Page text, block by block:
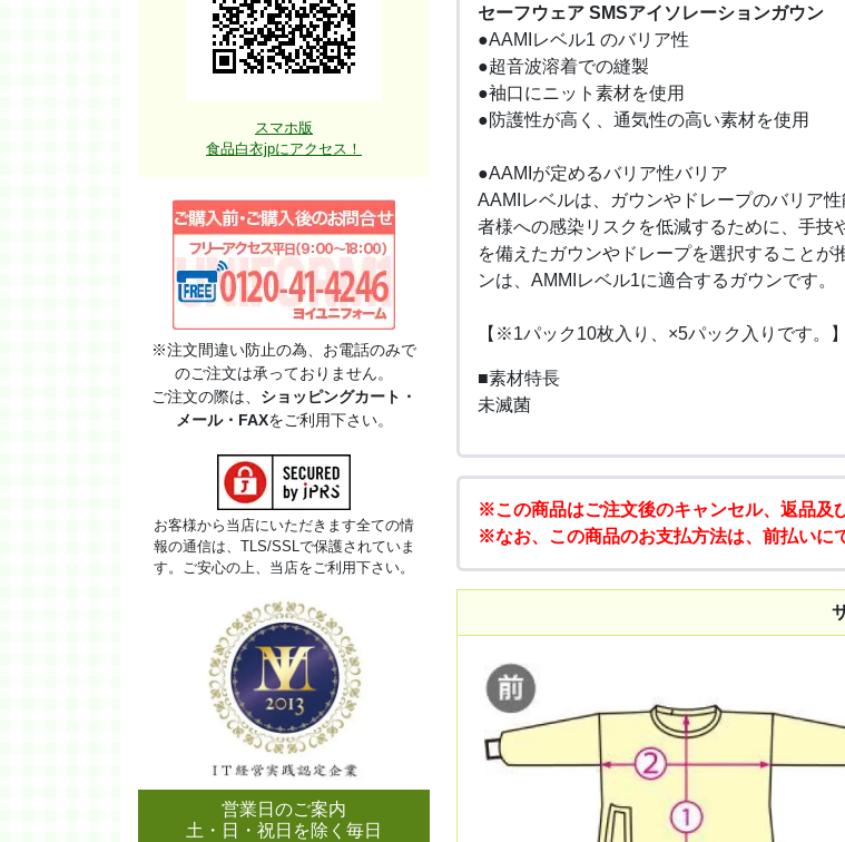
スマホ版
食品白衣jpにアクセス！
※注文間違い防止の為、お電話のみで
のご注文は承っておりません。
ご注文の際は、 ショッピングカート・
メール・FAXをご利用下さい。
お客様から当店にいただきます全ての情
報の通信は、TLS/SSLで保護されていま
す。ご安心の上、当店をご利用下さい。
営業日のご案内
土・日・祝日を除く毎日
セーフウェア SMSアイソレーションガウン
●AAMIレベル1 のバリア性
●超音波溶着での縫製
●袖口にニット素材を使用
●防護性が高く、通気性の高い素材を使用
●AAMIが定めるバリア性バリア
AAMIレベルは、ガウンやドレープのバリア
者様への感染リスクを低減するために、手
を備えたガウンやドレープを選択すること
ンは、AMMIレベル1に適合するガウンです。
【※1パック10枚入り、×5パック入りです。】
■素材特長
未滅菌
※この商品はご注文後のキャンセル、返品及
※なお、この商品のお支払方法は、前払いに